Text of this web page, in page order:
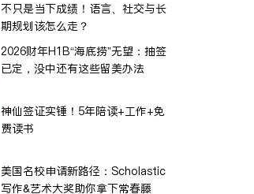
不只是当下成绩！语言、社交与长
期规划该怎么走？
2026财年H1B“海底捞”无望：抽签
已定，没中还有这些留美办法
神仙签证实锤！5年陪读+工作+免
费读书
美国名校申请新路径：Scholastic
写作&艺术大奖助你拿下常春藤